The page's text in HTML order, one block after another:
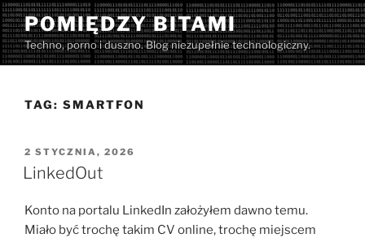
Przejdź
do
treści
POMIĘDZY BITAMI
Techno, porno i duszno. Blog niezupełnie technologiczny.
TAG: SMARTFON
OPUBLIKOWANE
W
2 STYCZNIA, 2026
LinkedOut
Konto na portalu LinkedIn założyłem dawno temu.
Miało być trochę takim CV online, trochę miejscem